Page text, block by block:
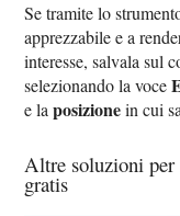
Se tramite lo
apprezzabile e a
interesse, salvala sul
selezionando la voce
e laposizionein cui
Altre soluzioni per
gratis